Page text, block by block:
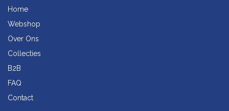
Home
Webshop
Over Ons
Collecties
B2B
FAQ
Contact